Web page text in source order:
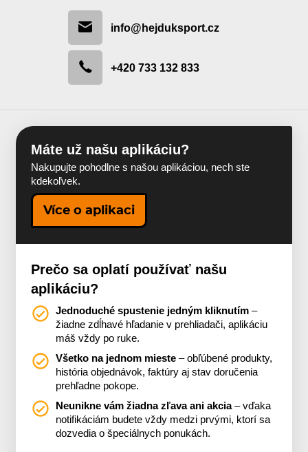
info@hejduksport.cz
+420 733 132 833
Máte už našu aplikáciu?
Nakupujte pohodlne s našou aplikáciou, nech ste
kdekoľvek.
Více o aplikaci
Prečo sa oplatí používať našu
aplikáciu?
Jednoduché spustenie jedným kliknutím –
žiadne zdĺhavé hľadanie v prehliadači, aplikáciu
máš vždy po ruke.
Všetko na jednom mieste – obľúbené produkty,
história objednávok, faktúry aj stav doručenia
prehľadne pokope.
Neunikne vám žiadna zľava ani akcia– vďaka
notifikáciám budete vždy medzi prvými, ktorí sa
dozvedia o špeciálnych ponukách.